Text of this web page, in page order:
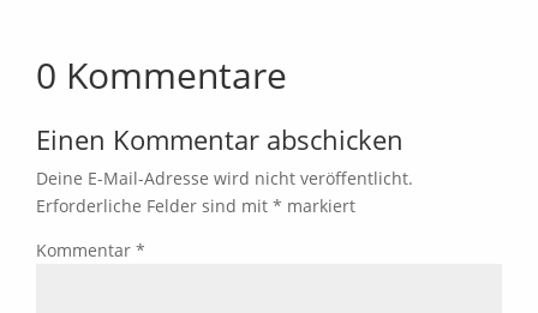
0 Kommentare
Einen Kommentar abschicken
Deine E-Mail-Adresse wird nicht veröffentlicht.
Erforderliche Felder sind mit * markiert
Kommentar *